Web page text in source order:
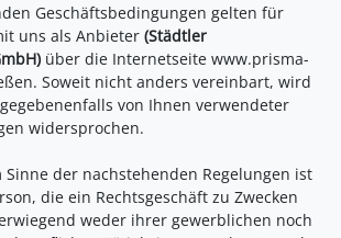
Geschäftsbedingungen gelten für
uns als Anbieter (Städtler
) über die Internetseite www.prisma-
Soweit nicht anders vereinbart, wird
von Ihnen verwendeter
widersprochen.
der nachstehenden Regelungen ist
die ein Rechtsgeschäft zu Zwecken
weder ihrer gewerblichen noch